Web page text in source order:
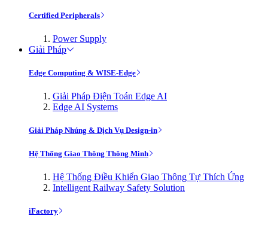
Certified Peripherals
Power Supply
Giải Pháp
Edge Computing & WISE-Edge
Giải Pháp Điện Toán Edge AI
Edge AI Systems
Giải Pháp Nhúng & Dịch Vụ Design-in
Hệ Thống Giao Thông Thông Minh
Hệ Thống Điều Khiển Giao Thông Tự Thích Ứng
Intelligent Railway Safety Solution
iFactory